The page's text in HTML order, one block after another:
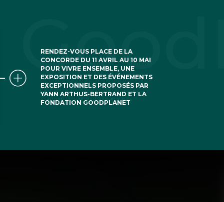
RENDEZ-VOUS PLACE DE LA
CONCORDE DU 11 AVRIL AU 10 MAI
POUR VIVRE ENSEMBLE, UNE
EXPOSITION ET DES ÉVÉNEMENTS
EXCEPTIONNELS PROPOSÉS PAR
YANN ARTHUS-BERTRAND ET LA
FONDATION GOODPLANET